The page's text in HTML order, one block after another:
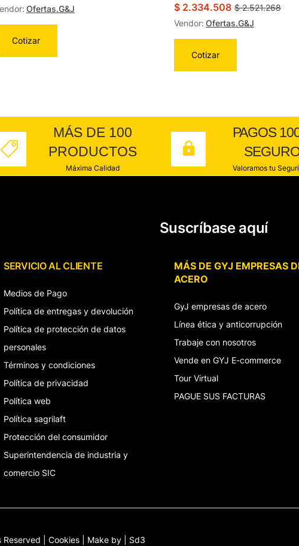
Ofertas.G&J
Cotizar
$ 2.334.508 $2.521.268
Vendor: Ofertas.G&J
Cotizar
MÁS DE 100
PRODUCTOS
Máxima Calidad
PAGOS
Valoramos tu
Suscríbase aquí
SERVICIO AL CLIENTE
Medios de Pago
Política de entregas y devolución
Política de protección de datos
personales
Términos y condiciones
Política de privacidad
Política web
Política sagrilaft
Protección del consumidor
Superintendencia de industria y
comercio SIC
MÁS DE GYJ EMPRESAS
ACERO
GyJ empresas de acero
Línea ética y anticorrupción
Trabaje con nosotros
Vende en GYJ E-commerce
Tour Virtual
PAGUE SUS FACTURAS
| Cookies | Make by | Sd3